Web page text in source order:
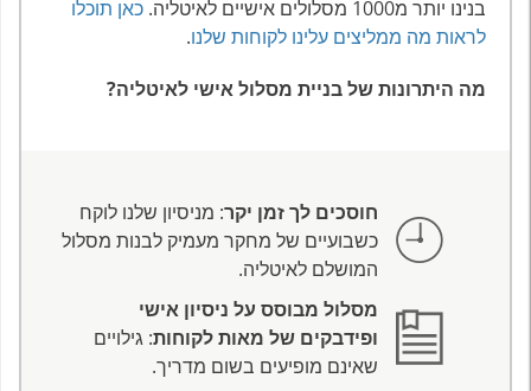
בנינו יותר מ1000 מסלולים אישיים לאיטליה.
כאן תוכלו
לראות מה ממליצים עלינו לקוחות שלנו.
מה היתרונות של בניית מסלול אישי לאיטליה?
חוסכים לך זמן יקר: מניסיון שלנו לוקח
כשבועיים של מחקר מעמיק לבנות מסלול
המושלם לאיטליה.
מסלול מבוסס על ניסיון אישי
ופידבקים של מאות לקוחות: גילויים
שאינם מופיעים בשום מדריך.